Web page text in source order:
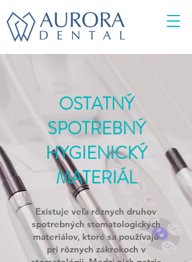
OSTATNÝ
SPOTREBNÝ
HYGIENICKÝ
MATERIÁL
Existuje veľa rôznych druhov
spotrebných stomatologických
materiálov, ktoré sa používajú
pri rôznych zákrokoch v